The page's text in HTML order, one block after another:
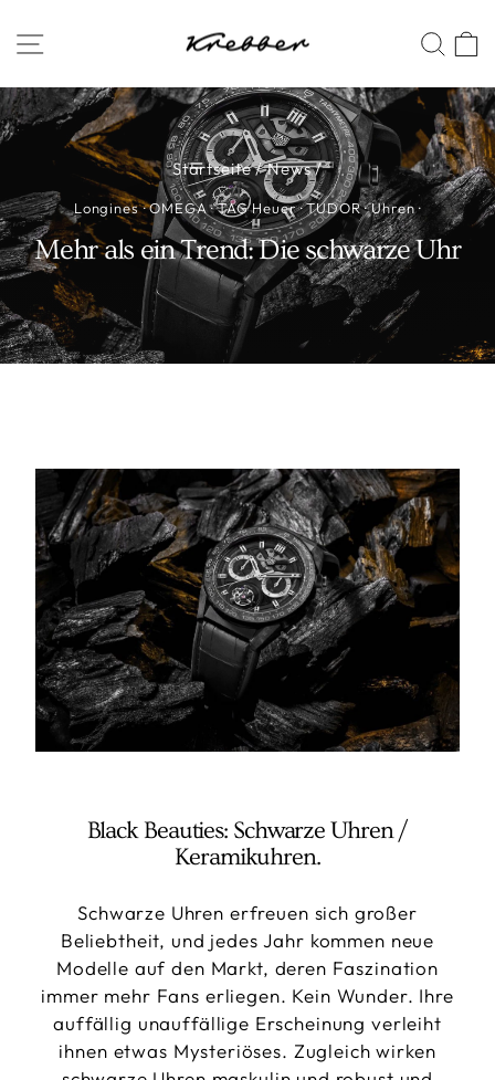
zum
SEITENNAVIGATION
Startseite / News /
Longines·OMEGA·TAG Heuer·TUDOR·Uhren·
Mehr als ein Trend: Die schwarze Uhr
Black Beauties: Schwarze Uhren /
Keramikuhren.
Schwarze Uhren erfreuen sich großer
Beliebtheit, und jedes Jahr kommen neue
Modelle auf den Markt, deren Faszination
immer mehr Fans erliegen. Kein Wunder. Ihre
auffällig unauffällige Erscheinung verleiht
ihnen etwas Mysteriöses. Zugleich wirken